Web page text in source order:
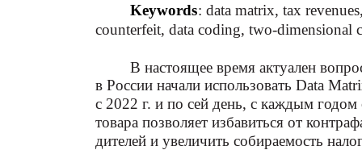
Keywords: data matrix, tax
counterfeit, data coding, two-dimensional
В настоящее время актуален
в России начали использовать Data
с 2022 г. и по сей день, с каждым годом
товара позволяет избавиться от
дителей и увеличить собираемость